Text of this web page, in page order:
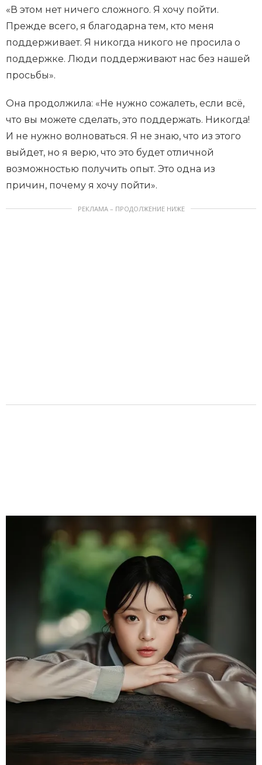
«В этом нет ничего сложного. Я хочу пойти.
Прежде всего, я благодарна тем, кто меня
поддерживает. Я никогда никого не просила о
поддержке. Люди поддерживают нас без нашей
просьбы».
Она продолжила: «Не нужно сожалеть, если всё,
что вы можете сделать, это поддержать. Никогда!
И не нужно волноваться. Я не знаю, что из этого
выйдет, но я верю, что это будет отличной
возможностью получить опыт. Это одна из
причин, почему я хочу пойти».
РЕКЛАМА – ПРОДОЛЖЕНИЕ НИЖЕ